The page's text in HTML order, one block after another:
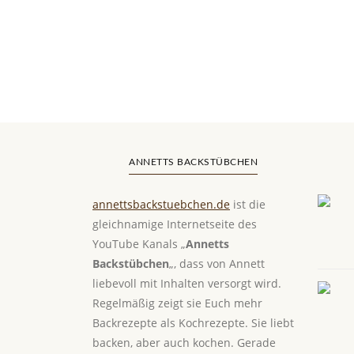
ANNETTS BACKSTÜBCHEN
annettsbackstuebchen.de ist die
gleichnamige Internetseite des
YouTube Kanals „Annetts
Backstübchen„, dass von Annett
liebevoll mit Inhalten versorgt wird.
Regelmäßig zeigt sie Euch mehr
Backrezepte als Kochrezepte. Sie liebt
backen, aber auch kochen. Gerade